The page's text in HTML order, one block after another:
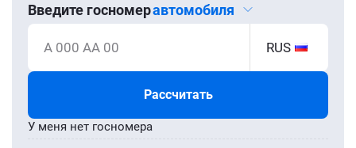
Введите госномеравтомобиля
А 000 АА 00 RUS
Рассчитать
У меня нет госномера